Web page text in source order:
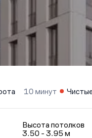
10 минут
Высота потолков
3.50 - 3.95 м